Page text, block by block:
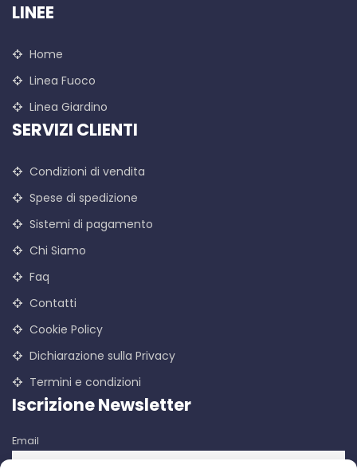
LINEE
Home
Linea Fuoco
Linea Giardino
SERVIZI CLIENTI
Condizioni di vendita
Spese di spedizione
Sistemi di pagamento
Chi Siamo
Faq
Contatti
Cookie Policy
Dichiarazione sulla Privacy
Termini e condizioni
Iscrizione Newsletter
Email